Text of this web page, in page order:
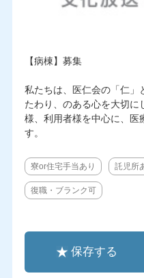
【病棟】募集
私たちは、医仁会の「仁」
たわり、のある心を大切に
様、利用者様を中心に、医
す。
寮or住宅手当あり 託児所
復職・ブランク可
保存する